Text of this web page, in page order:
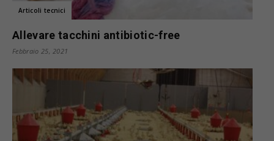
Articoli tecnici
Allevare tacchini antibiotic-free
Febbraio 25, 2021